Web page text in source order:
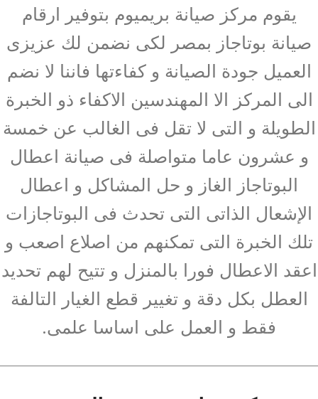
يقوم مركز صيانة بريميوم بتوفير ارقام
صيانة بوتاجاز بمصر لكى نضمن لك عزيزى
العميل جودة الصيانة و كفاءتها فاننا لا نضم
الى المركز الا المهندسين الاكفاء ذو الخبرة
الطويلة و التى لا تقل فى الغالب عن خمسة
و عشرون عاما متواصلة فى صيانة اعطال
البوتاجاز الغاز و حل المشاكل و اعطال
الإشعال الذاتى التى تحدث فى البوتاجازات
تلك الخبرة التى تمكنهم من اصلاع اصعب و
اعقد الاعطال فورا بالمنزل و تتيح لهم تحديد
العطل بكل دقة و تغيير قطع الغيار التالفة
فقط و العمل على اساسا علمى.